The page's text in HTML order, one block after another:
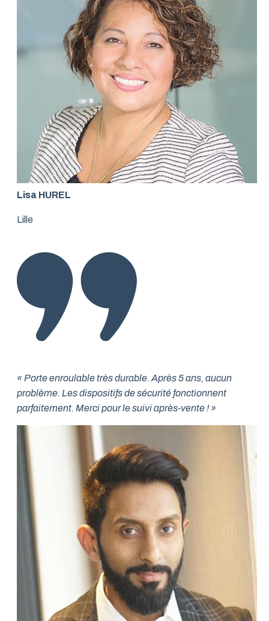
Lisa HUREL
Lille
« Porte enroulable très durable. Après 5 ans, aucun
problème. Les dispositifs de sécurité fonctionnent
parfaitement. Merci pour le suivi après-vente ! »